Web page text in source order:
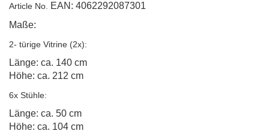
Article No.
EAN: 4062292087301
Maße:
2- türige Vitrine (2x):
Länge: ca. 140 cm
Höhe: ca. 212 cm
6x Stühle:
Länge: ca. 50 cm
Höhe: ca. 104 cm